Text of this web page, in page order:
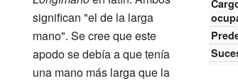
significan "el de la larga
mano". Se cree que este
apodo se debía a que tenía
una mano más larga que la